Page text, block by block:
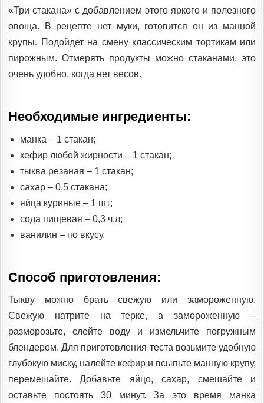
«Три стакана» с добавлением этого яркого и полезного
овоща. В рецепте нет муки, готовится он из манной
крупы. Подойдет на смену классическим тортикам или
пирожным. Отмерять продукты можно стаканами, это
очень удобно, когда нет весов.
Необходимые ингредиенты:
манка – 1 стакан;
кефир любой жирности – 1 стакан;
тыква резаная – 1 стакан;
сахар – 0,5 стакана;
яйца куриные – 1 шт;
сода пищевая – 0,3 ч.л;
ванилин – по вкусу.
Способ приготовления:
Тыкву можно брать свежую или замороженную.
Свежую натрите на терке, а замороженную –
разморозьте, слейте воду и измельчите погружным
блендером. Для приготовления теста возьмите удобную
глубокую миску, налейте кефир и всыпьте манную крупу,
перемешайте. Добавьте яйцо, сахар, смешайте и
оставьте постоять 30 минут. За это время манка